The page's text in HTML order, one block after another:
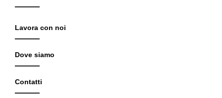
Lavora con noi
Dove siamo
Contatti